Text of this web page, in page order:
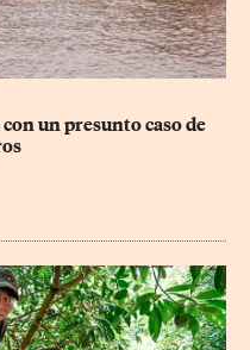
un presunto caso de